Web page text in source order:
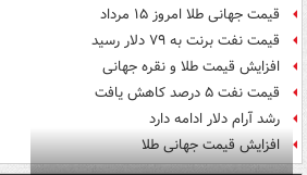
قیمت جهانی طلا امروز ۱۵ مرداد
قیمت نفت برنت به ۷۹ دلار رسید
افزایش قیمت طلا و نقره جهانی
قیمت نفت ۵ درصد کاهش یافت
رشد آرام دلار ادامه دارد
افزایش قیمت جهانی طلا